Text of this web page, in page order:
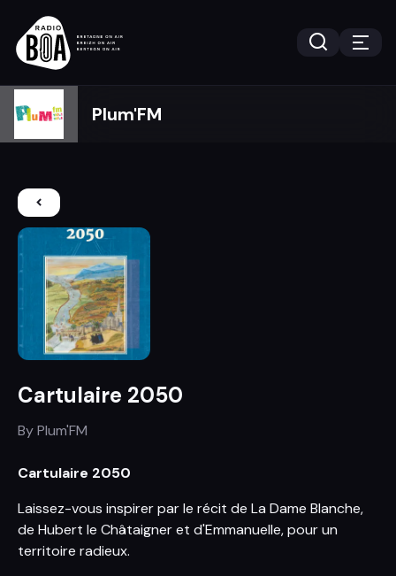
Plum'FM
Cartulaire 2050
ByPlum'FM
Cartulaire 2050
Laissez-vous inspirer par le récit de La Dame Blanche,
de Hubert le Châtaigner et d'Emmanuelle, pour un
territoire radieux.